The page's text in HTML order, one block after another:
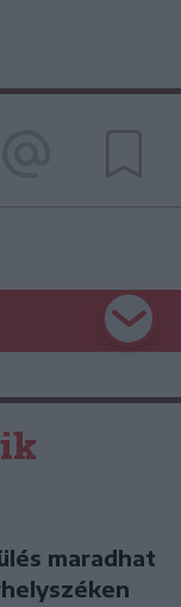
maradhat